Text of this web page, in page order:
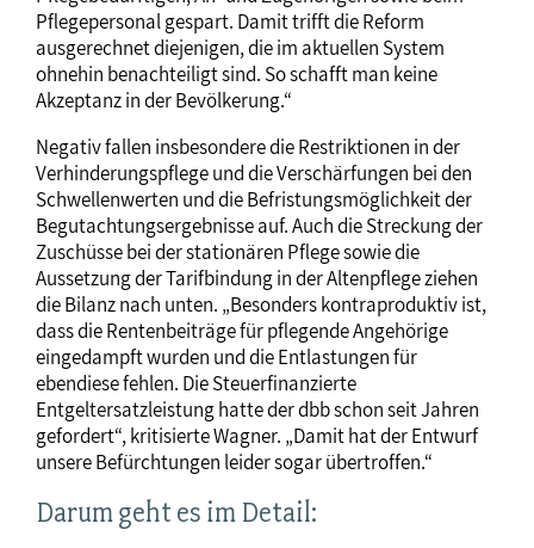
Pflegepersonal gespart. Damit trifft die Reform
ausgerechnet diejenigen, die im aktuellen System
ohnehin benachteiligt sind. So schafft man keine
Akzeptanz in der Bevölkerung.“
Negativ fallen insbesondere die Restriktionen in der
Verhinderungspflege und die Verschärfungen bei den
Schwellenwerten und die Befristungsmöglichkeit der
Begutachtungsergebnisse auf. Auch die Streckung der
Zuschüsse bei der stationären Pflege sowie die
Aussetzung der Tarifbindung in der Altenpflege ziehen
die Bilanz nach unten. „Besonders kontraproduktiv ist,
dass die Rentenbeiträge für pflegende Angehörige
eingedampft wurden und die Entlastungen für
ebendiese fehlen. Die Steuerfinanzierte
Entgeltersatzleistung hatte der dbb schon seit Jahren
gefordert“, kritisierte Wagner. „Damit hat der Entwurf
unsere Befürchtungen leider sogar übertroffen.“
Darum geht es im Detail: